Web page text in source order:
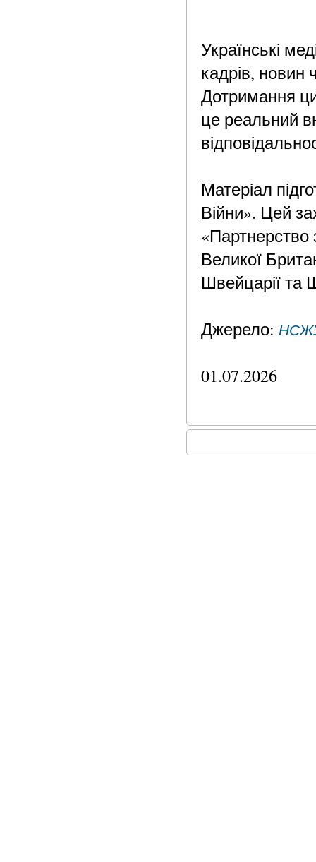
Українські
кадрів, новин
Дотримання
це реальний
Матеріал
Війни». Цей
«Партнерство
Великої
Швейцарії та
Джерело:
01.07.2026